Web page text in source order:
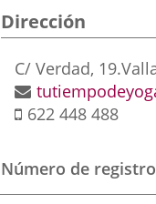
Dirección
Dirección
postal
C/ Verdad, 19.
Dirección
de
electrónico
Móvil
622 448 488
Número de